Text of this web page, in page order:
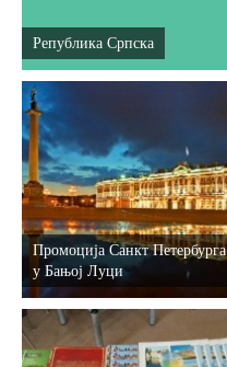
Република Српска
Промоција Санкт Петербурга
у Бањој Луци